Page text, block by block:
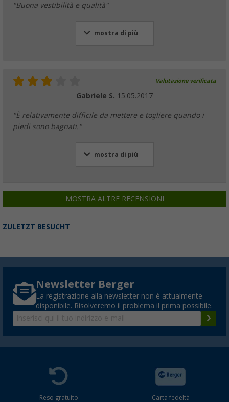
"Buona vestibilità e qualità"
mostra di più
Valutazione verificata
Gabriele S. 15.05.2017
"È relativamente difficile da mettere e togliere quando i
piedi sono bagnati."
mostra di più
MOSTRA ALTRE RECENSIONI
ZULETZT BESUCHT
Newsletter Berger
La registrazione alla newsletter non è attualmente
disponibile. Risolveremo il problema il prima possibile.
Reso gratuito
Carta fedeltà